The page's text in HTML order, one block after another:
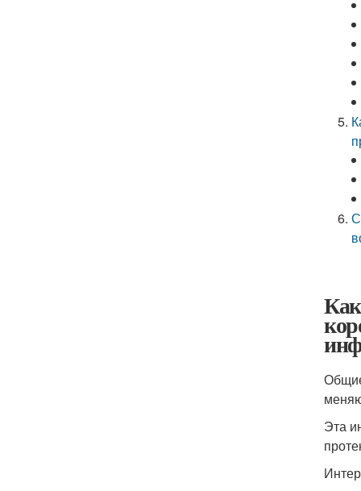
Эта